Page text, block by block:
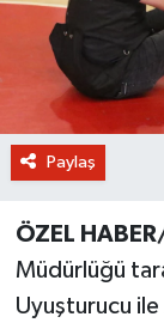
Paylaş
ÖZEL
Müdürlüğü
Uyuşturucu ile